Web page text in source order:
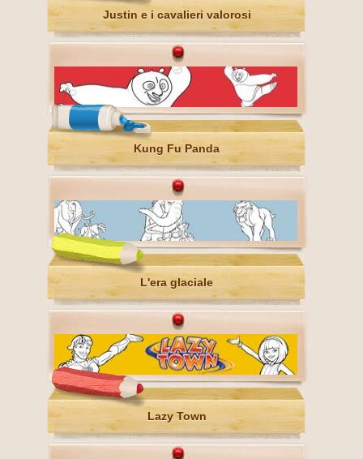
Justin e i cavalieri valorosi
Kung Fu Panda
L'era glaciale
Lazy Town